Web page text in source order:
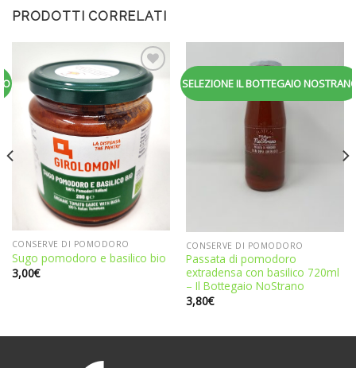
PRODOTTI CORRELATI
Aggiungi
alla
lista dei
desideri
CONSERVE DI POMODORO
Sugo pomodoro e basilico bio
3,00€
SELEZIONE IL BOTTEGAIOAggiungi
lista dei
CONSERVE DI POMODORO
Passata di pomodoro
extradensa con basilico 720ml
– Il Bottegaio NoStrano
3,80€